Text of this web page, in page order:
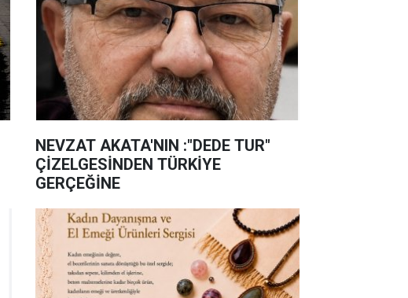
NEVZAT AKATA'NIN :"DEDE TUR"
ÇİZELGESİNDEN TÜRKİYE
GERÇEĞİNE